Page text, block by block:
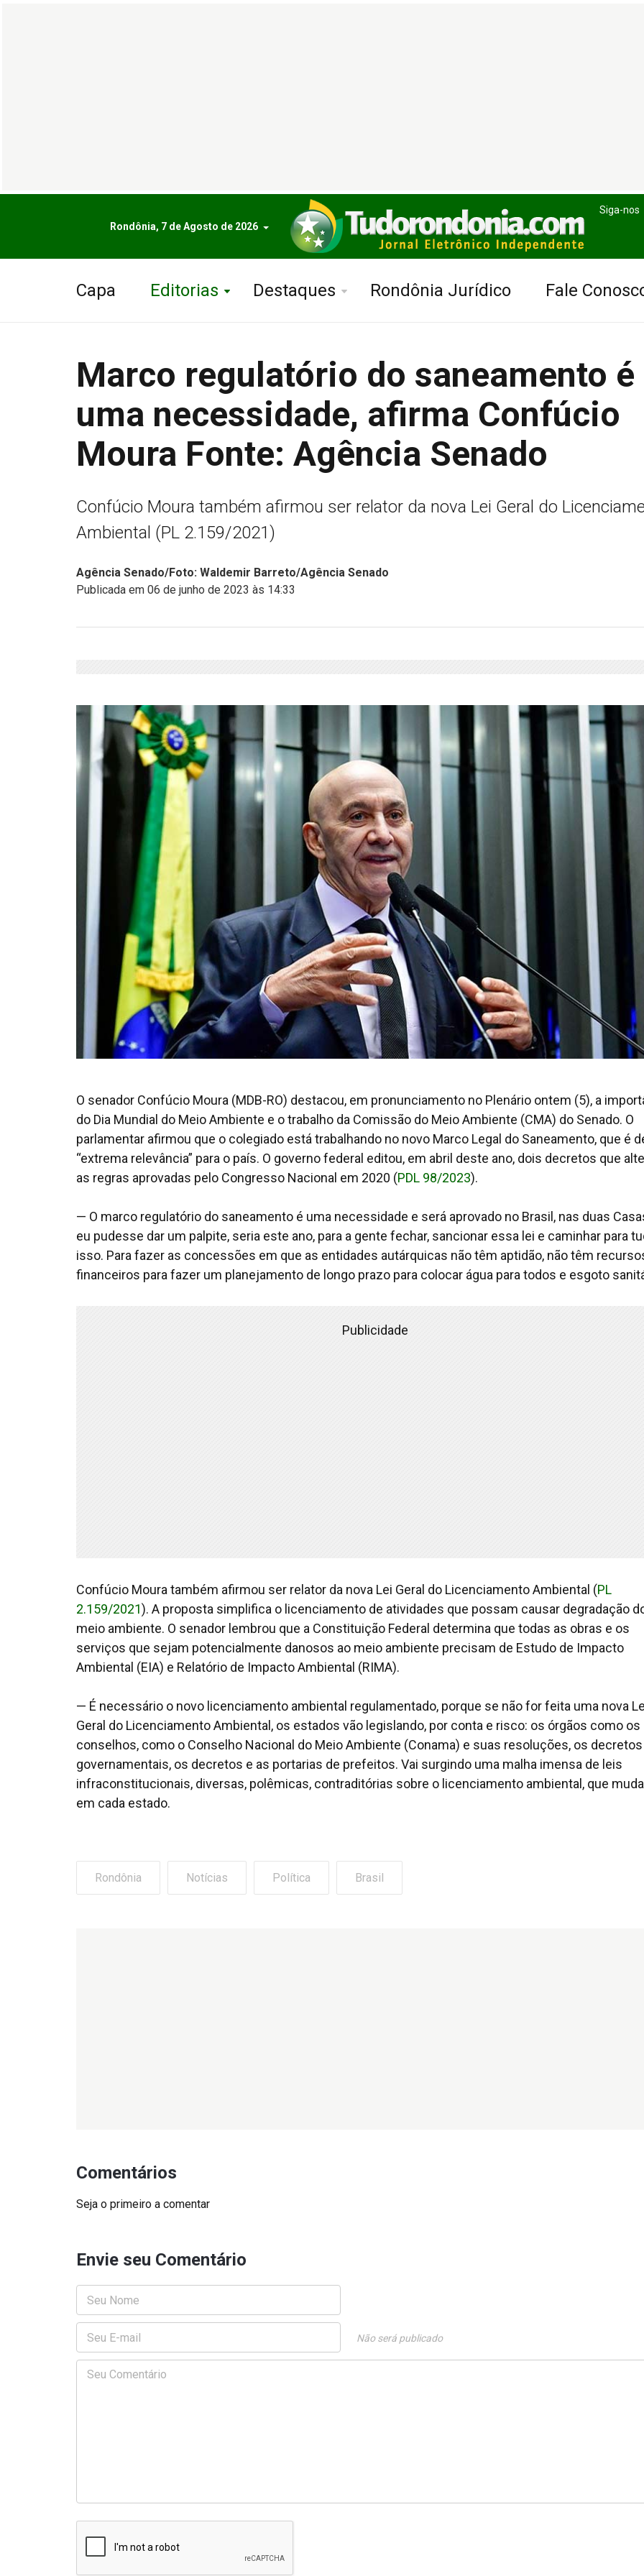
Rondônia, 7 de Agosto de 2026
Siga-nos
Capa Editorias Destaques Rondônia Jurídico Fale
Marco regulatório do saneamento é
uma necessidade, afirma Confúcio
Moura Fonte: Agência Senado
Confúcio Moura também afirmou ser relator da nova Lei Geral do
Ambiental (PL 2.159/2021)
Agência Senado/Foto: Waldemir Barreto/Agência Senado
Publicada em 06 de junho de 2023 às 14:33
O senador Confúcio Moura (MDB-RO) destacou, em pronunciamento no Plenário ontem (5), a
do Dia Mundial do Meio Ambiente e o trabalho da Comissão do Meio Ambiente (CMA) do Senado. O
parlamentar afirmou que o colegiado está trabalhando no novo Marco Legal do Saneamento, que é
“extrema relevância” para o país. O governo federal editou, em abril deste ano, dois decretos que
as regras aprovadas pelo Congresso Nacional em 2020 (PDL 98/2023).
— O marco regulatório do saneamento é uma necessidade e será aprovado no Brasil, nas duas
eu pudesse dar um palpite, seria este ano, para a gente fechar, sancionar essa lei e caminhar para
isso. Para fazer as concessões em que as entidades autárquicas não têm aptidão, não têm
financeiros para fazer um planejamento de longo prazo para colocar água para todos e esgoto
Publicidade
Confúcio Moura também afirmou ser relator da nova Lei Geral do Licenciamento Ambiental (PL
2.159/2021). A proposta simplifica o licenciamento de atividades que possam causar degradação
meio ambiente. O senador lembrou que a Constituição Federal determina que todas as obras e os
serviços que sejam potencialmente danosos ao meio ambiente precisam de Estudo de Impacto
Ambiental (EIA) e Relatório de Impacto Ambiental (RIMA).
— É necessário o novo licenciamento ambiental regulamentado, porque se não for feita uma nova
Geral do Licenciamento Ambiental, os estados vão legislando, por conta e risco: os órgãos como os
conselhos, como o Conselho Nacional do Meio Ambiente (Conama) e suas resoluções, os decretos
governamentais, os decretos e as portarias de prefeitos. Vai surgindo uma malha imensa de leis
infraconstitucionais, diversas, polêmicas, contraditórias sobre o licenciamento ambiental, que
em cada estado.
Rondônia Notícias Política Brasil
Comentários
Seja o primeiro a comentar
Envie seu Comentário
Não será publicado